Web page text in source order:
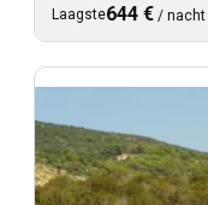
Laagste644 € / nacht